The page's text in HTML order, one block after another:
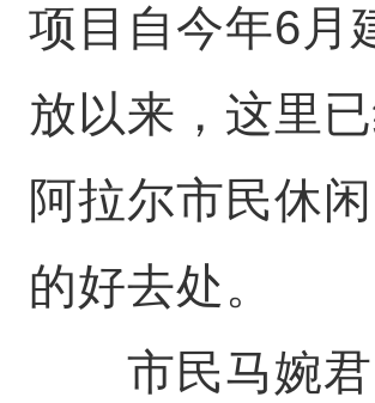
项目自今年6月
放以来，这里
阿拉尔市民休
的好去处。
市民马婉君